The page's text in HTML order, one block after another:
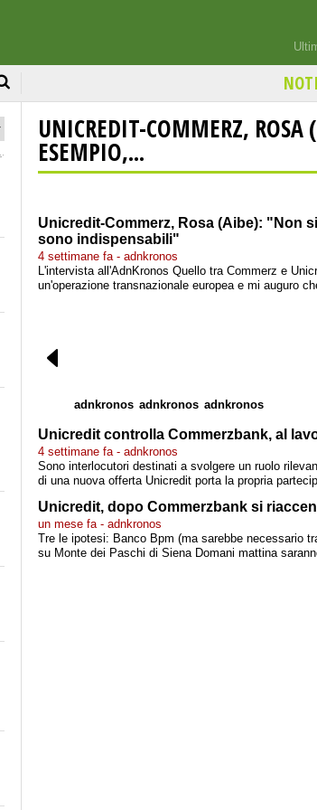
UNICREDIT-COMMERZ,
ESEMPIO,...
Unicredit-Commerz, Rosa (Aibe): "Non
sono indispensabili"
4 settimane fa - adnkronos
L'intervista all'AdnKronos Quello tra Commerz e
un'operazione transnazionale europea e mi auguro
adnkronos adnkronos adnkronos
Unicredit controlla Commerzbank, al
4 settimane fa - adnkronos
Sono interlocutori destinati a svolgere un ruolo
di una nuova offerta Unicredit porta la propria
Unicredit, dopo Commerzbank si
un mese fa - adnkronos
Tre le ipotesi: Banco Bpm (ma sarebbe necessario
su Monte dei Paschi di Siena Domani mattina